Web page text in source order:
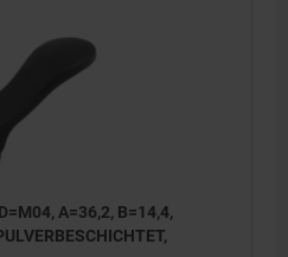
A=36,2, B=14,4,